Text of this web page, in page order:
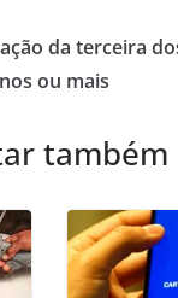
da terceira
ou mais
também